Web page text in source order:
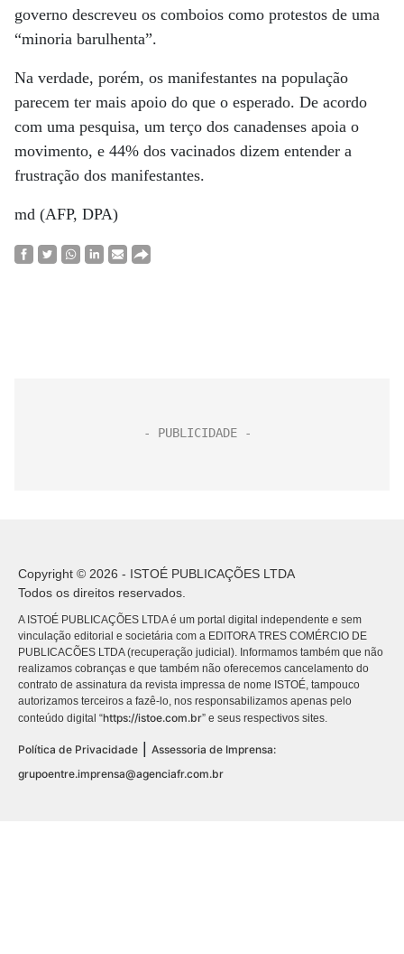
governo descreveu os comboios como protestos de uma
“minoria barulhenta”.
Na verdade, porém, os manifestantes na população
parecem ter mais apoio do que o esperado. De acordo
com uma pesquisa, um terço dos canadenses apoia o
movimento, e 44% dos vacinados dizem entender a
frustração dos manifestantes.
md (AFP, DPA)
Copyright © 2026 - ISTOÉ PUBLICAÇÕES LTDA
Todos os direitos reservados.
A ISTOÉ PUBLICAÇÕES LTDA é um portal digital independente e sem
vinculação editorial e societária com a EDITORA TRES COMÉRCIO DE
PUBLICACÕES LTDA (recuperação judicial). Informamos também que não
realizamos cobranças e que também não oferecemos cancelamento do
contrato de assinatura da revista impressa de nome ISTOÉ, tampouco
autorizamos terceiros a fazê-lo, nos responsabilizamos apenas pelo
conteúdo digital “https://istoe.com.br” e seus respectivos sites.
Política de Privacidade
Assessoria de Imprensa:
grupoentre.imprensa@agenciafr.com.br